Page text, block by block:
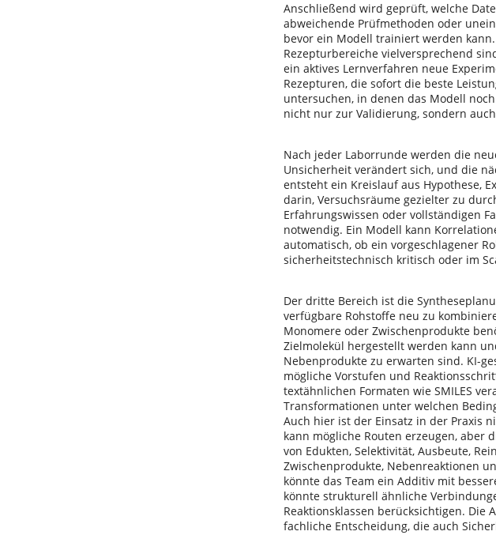
Anschließend wird geprüft, welche
abweichende Prüfmethoden oder
bevor ein Modell trainiert werden
Rezepturbereiche vielversprechend
ein aktives Lernverfahren neue
Rezepturen, die sofort die beste
untersuchen, in denen das Modell
nicht nur zur Validierung, sondern
Nach jeder Laborrunde werden die
Unsicherheit verändert sich, und die
entsteht ein Kreislauf aus Hypothese,
darin, Versuchsräume gezielter zu
Erfahrungswissen oder vollständigen
notwendig. Ein Modell kann
automatisch, ob ein vorgeschlagener
sicherheitstechnisch kritisch oder im
Der dritte Bereich ist die
verfügbare Rohstoffe neu zu
Monomere oder Zwischenprodukte
Zielmolekül hergestellt werden kann
Nebenprodukte zu erwarten sind. KI-
mögliche Vorstufen und
textähnlichen Formaten wie SMILES
Transformationen unter welchen
Auch hier ist der Einsatz in der Praxis
kann mögliche Routen erzeugen, aber
von Edukten, Selektivität, Ausbeute,
Zwischenprodukte, Nebenreaktionen
könnte das Team ein Additiv mit
könnte strukturell ähnliche
Reaktionsklassen berücksichtigen.
fachliche Entscheidung, die auch